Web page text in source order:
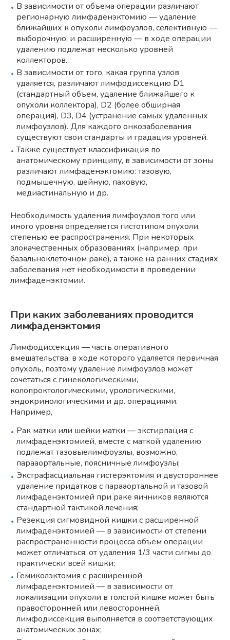
В зависимости от объема операции различают
регионарную лимфаденэктомию — удаление
ближайших к опухоли лимфоузлов, селективную —
выборочную, и расширенную — в ходе операции
удалению подлежат несколько уровней
коллекторов.
В зависимости от того, какая группа узлов
удаляется, различают лимфодиссекцию D1
(стандартный объем, удаление ближайшего к
опухоли коллектора), D2 (более обширная
операция), D3, D4 (устранение самых удаленных
лимфоузлов). Для каждого онкозаболевания
существуют свои стандарты и градация уровней.
Также существует классификация по
анатомическому принципу, в зависимости от зоны
различают лимфаденэктомию: тазовую,
подмышечную, шейную, паховую,
медиастинальную и др.
Необходимость удаления лимфоузлов того или
иного уровня определяется гистотипом опухоли,
степенью ее распространения. При некоторых
злокачественных образованиях (например, при
базальноклеточном раке), а также на ранних стадиях
заболевания нет необходимости в проведении
лимфаденэктомии.
При каких заболеваниях проводится
лимфаденэктомия
Лимфодиссекция — часть оперативного
вмешательства, в ходе которого удаляется первичная
опухоль, поэтому удаление лимфоузлов может
сочетаться с гинекологическими,
колопроктологическими, урологическими,
эндокринологическими и др. операциями.
Например,
Рак матки или шейки матки — экстирпация с
лимфаденэктомией, вместе с маткой удалению
подлежат тазовыелимфоузлы, возможно,
парааортальные, поясничные лимфоузлы;
Экстрафасциальная гистерэктомия и двустороннее
удаление придатков с парааортальной и тазовой
лимфаденэктомией при раке яичников являются
стандартной тактикой лечения;
Резекция сигмовидной кишки с расширенной
лимфаденэктомией — в зависимости от степени
распространенности процесса объем операции
может отличаться: от удаления 1/3 части сигмы до
практически всей кишки;
Гемиколэктомия с расширенной
лимфаденэктомией — в зависимости от
локализации опухоли в толстой кишке может быть
правосторонней или левосторонней,
лимфодиссекция выполняется в соответствующих
анатомических зонах;